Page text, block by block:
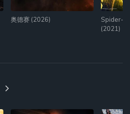
奥德赛 (2026)
Spider-
(2021)